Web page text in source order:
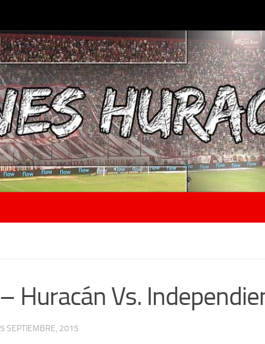
Huracán Vs.
5 SEPTIEMBRE, 2015